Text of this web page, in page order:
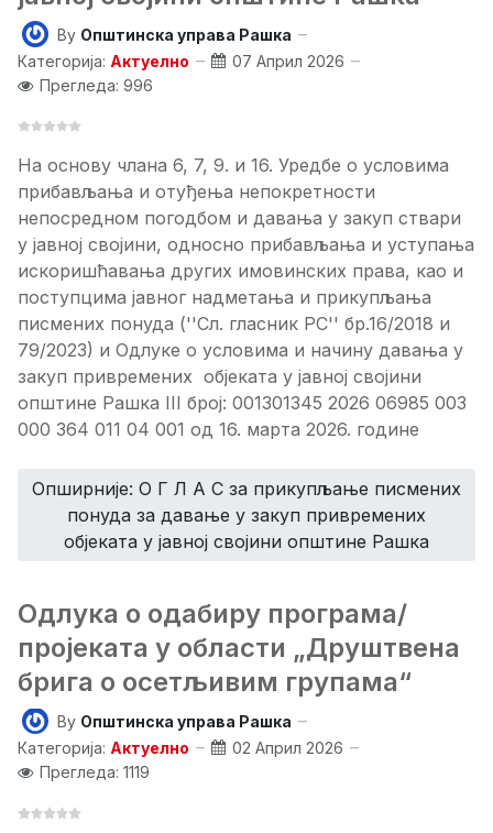
By Општинска управа Рашка
Категорија: Актуелно
07 Април 2026
Прегледа: 996
На основу члана 6, 7, 9. и 16. Уредбе о условима
прибављања и отуђења непокретности
непосредном погодбом и давања у закуп ствари
у јавној својини, односно прибављања и уступања
искоришћавања других имовинских права, као и
поступцима јавног надметања и прикупљања
писмених понуда (''Сл. гласник РС'' бр.16/2018 и
79/2023) и Одлуке о условима и начину давања у
закуп привремених објеката у јавној својини
општине Рашка III број: 001301345 2026 06985 003
000 364 011 04 001 од 16. марта 2026. године
Опширније: О Г Л А С за прикупљање писмених
понуда за давање у закуп привремених
објеката у јавној својини општине Рашка
Одлука о одабиру програма/
пројеката у области „Друштвена
брига о осетљивим групама“
By Општинска управа Рашка
Категорија: Актуелно
02 Април 2026
Прегледа: 1119